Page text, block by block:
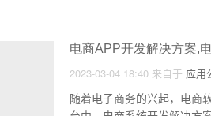
电商APP开发解决方案,
2023-03-04 18:40 来自于 应用
随着电子商务的兴起，电商